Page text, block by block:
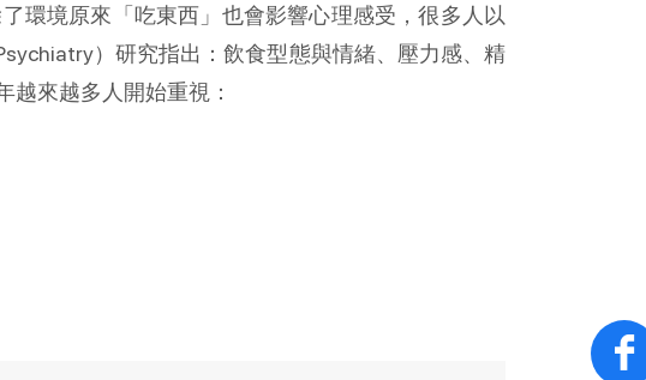
環境原來「吃東西」也會影響心理感受，很多人以
）研究指出：飲食型態與情緒、壓力感、精
來越多人開始重視：